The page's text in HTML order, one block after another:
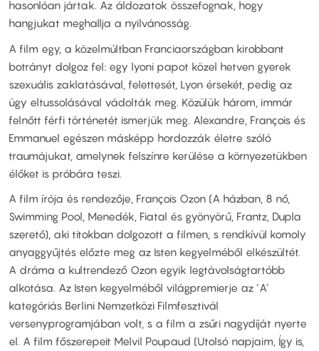
hasonlóan jártak. Az áldozatok összefognak, hogy
hangjukat meghallja a nyilvánosság.
A film egy, a közelmúltban Franciaországban kirobbant
botrányt dolgoz fel: egy lyoni papot közel hetven gyerek
szexuális zaklatásával, felettesét, Lyon érsekét, pedig az
ügy eltussolásával vádolták meg. Közülük három, immár
felnőtt férfi történetét ismerjük meg. Alexandre, François és
Emmanuel egészen másképp hordozzák életre szóló
traumájukat, amelynek felszínre kerülése a környezetükben
élőket is próbára teszi.
A film írója és rendezője, François Ozon (A házban, 8 nő,
Swimming Pool, Menedék, Fiatal és gyönyörű, Frantz, Dupla
szerető), aki titokban dolgozott a filmen, s rendkívül komoly
anyaggyűjtés előzte meg az Isten kegyelméből elkészültét.
A dráma a kultrendező Ozon egyik legtávolságtartóbb
alkotása. Az Isten kegyelméből világpremierje az ’A’
kategóriás Berlini Nemzetközi Filmfesztivál
versenyprogramjában volt, s a film a zsűri nagydíját nyerte
el. A film főszerepeit Melvil Poupaud (Utolsó napjaim, Így is,